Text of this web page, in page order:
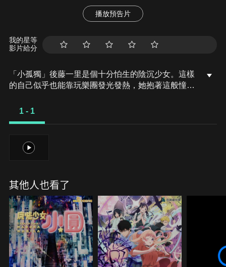
播放預告片
我的星等
影片給分
「小孤獨」後藤一里是個十分怕生的陰沉少女。這樣
的自己似乎也能靠玩樂團發光發熱，她抱著這般憧憬
片，卻仍交不到朋友，就這樣度過了國中時期。只差
變——與一人的相遇使世界變得遼闊。陰沉少女演奏
的搖滾樂響徹天際。無與倫比的搖滾樂聲，不負眾望
1 - 1
1
其他人也看了